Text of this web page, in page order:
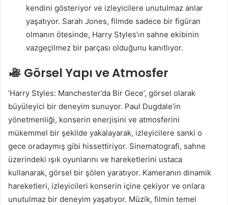
kendini gösteriyor ve izleyicilere unutulmaz anlar
yaşatıyor. Sarah Jones, filmde sadece bir figüran
olmanın ötesinde, Harry Styles’ın sahne ekibinin
vazgeçilmez bir parçası olduğunu kanıtlıyor.
Görsel Yapı ve Atmosfer
‘Harry Styles: Manchester’da Bir Gece’, görsel olarak
büyüleyici bir deneyim sunuyor. Paul Dugdale’in
yönetmenliği, konserin enerjisini ve atmosferini
mükemmel bir şekilde yakalayarak, izleyicilere sanki o
gece oradaymış gibi hissettiriyor. Sinematografi, sahne
üzerindeki ışık oyunlarını ve hareketlerini ustaca
kullanarak, görsel bir şölen yaratıyor. Kameranın dinamik
hareketleri, izleyicileri konserin içine çekiyor ve onlara
unutulmaz bir deneyim yaşatıyor. Müzik, filmin temel